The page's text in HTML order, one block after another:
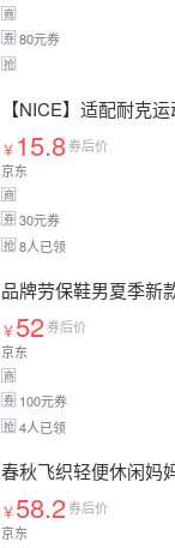
商
券 80元券
抢
￥ 15.8券后价
京东
商
券 30元券
抢 8人已领
￥52券后价
京东
商
券 100元券
抢 4人已领
￥58.2券后价
京东